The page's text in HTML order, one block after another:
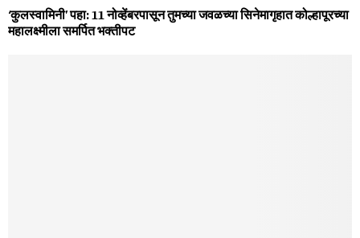
‘कुलस्वामिनी’ पहा: 11 नोव्हेंबरपासून तुमच्या जवळच्या सिनेमागृहात कोल्हापूरच्या
महालक्ष्मीला समर्पित भक्तीपट